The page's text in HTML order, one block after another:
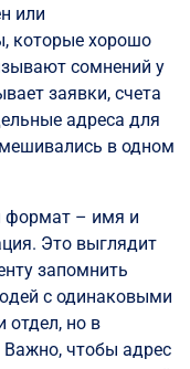
или
которые хорошо
сомнений у
заявки, счета
адреса для
в одном
формат – имя и
Это выглядит
запомнить
с одинаковыми
но в
Важно, чтобы адрес